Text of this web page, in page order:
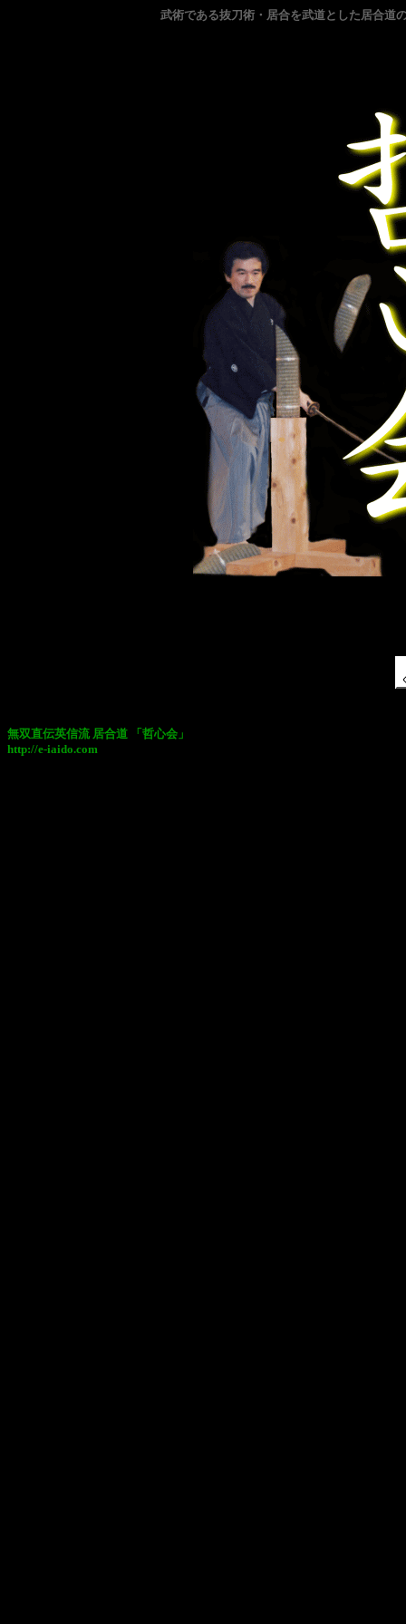
武術である抜刀術・居合を武道とした居合道
無双直伝英信流 居合道 「哲心会」
http://e-iaido.com